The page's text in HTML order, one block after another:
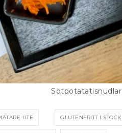
UTE GLUTENFRITT I